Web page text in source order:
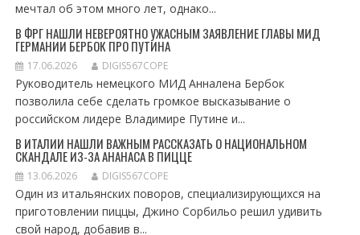
мечтал об этом много лет, однако...
В ФРГ НАШЛИ НЕВЕРОЯТНО УЖАСНЫМ ЗАЯВЛЕНИЕ ГЛАВЫ МИД
ГЕРМАНИИ БЕРБОК ПРО ПУТИНА
17.06.2026 DIGIS567COPE
Руководитель немецкого МИД Анналена Бербок
позволила себе сделать громкое высказывание о
российском лидере Владимире Путине и...
В ИТАЛИИ НАШЛИ ВАЖНЫМ РАССКАЗАТЬ О НАЦИОНАЛЬНОМ
СКАНДАЛЕ ИЗ-ЗА АНАНАСА В ПИЦЦЕ
13.06.2026 DIGIS567COPE
Один из итальянских поворов, специализирующихся на
приготовлении пиццы, Джино Сорбильо решил удивить
свой народ, добавив в...